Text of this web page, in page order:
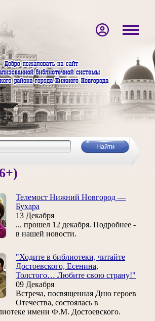
Телемост Нижний Новгород —
Бухара
13 Декабря
... прошел 12 декабря. Подробнее -
в нашей новости.
"Ходите в библиотеки, читайте
Достоевского, Есенина,
Толстого… Любите свою страну!"
09 Декабря
Встреча, посвященная Дню героев
Отечества, состоялась в
имени Ф.М. Достоевского.